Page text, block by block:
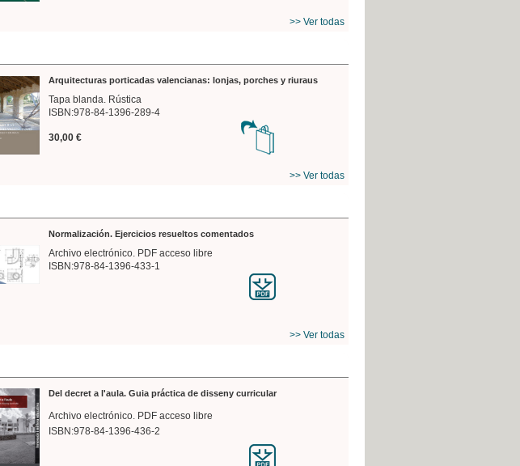
>> Ver todas
Arquitecturas porticadas valencianas: lonjas, porches y riuraus
Tapa blanda. Rústica
ISBN:978-84-1396-289-4
30,00 €
>> Ver todas
Normalización. Ejercicios resueltos comentados
Archivo electrónico. PDF acceso libre
ISBN:978-84-1396-433-1
>> Ver todas
Del decret a l'aula. Guia práctica de disseny curricular
Archivo electrónico. PDF acceso libre
ISBN:978-84-1396-436-2